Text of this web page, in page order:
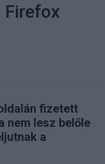
Firefox
fizetett
nem lesz belőle
a